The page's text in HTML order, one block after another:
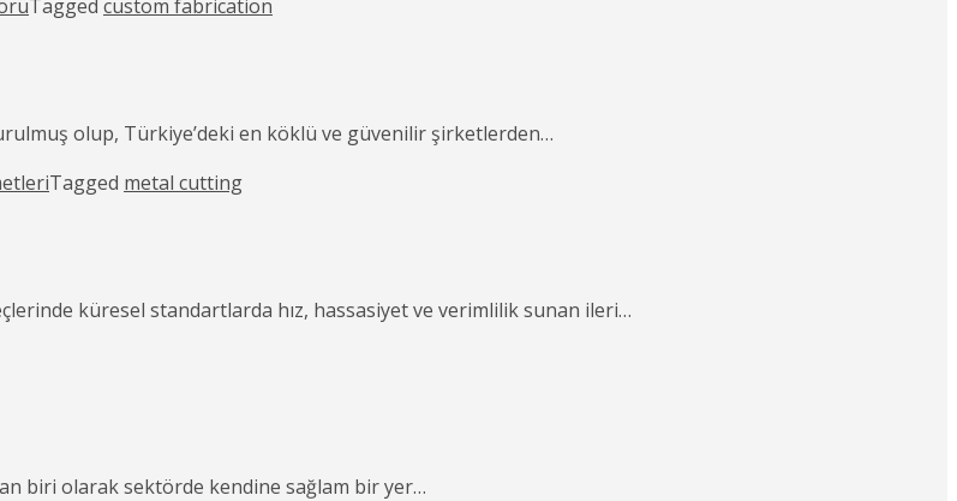
Tagged custom fabrication
olup, Türkiye’deki en köklü ve güvenilir şirketlerden…
Tagged metal cutting
küresel standartlarda hız, hassasiyet ve verimlilik sunan ileri…
biri olarak sektörde kendine sağlam bir yer…